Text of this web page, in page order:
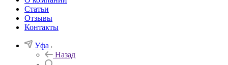
Статьи
Отзывы
Контакты
Уфа
Назад